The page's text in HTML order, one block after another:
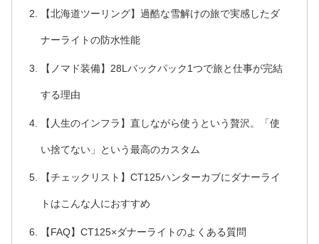
【北海道ツーリング】過酷な雪解けの旅で実感したダ
ナーライトの防水性能
【ノマド装備】28Lバックパック1つで旅と仕事が完結
する理由
【人生のインフラ】直しながら使うという贅沢。「使
い捨てない」という最高のカスタム
【チェックリスト】CT125ハンターカブにダナーライ
トはこんな人におすすめ
【FAQ】CT125×ダナーライトのよくある質問